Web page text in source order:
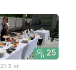
25
21.3 кг